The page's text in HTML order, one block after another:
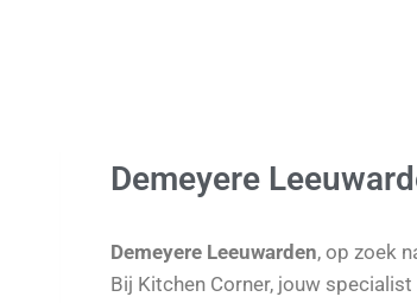
Demeyere
Demeyere Leeuwarden, op zoek
Bij Kitchen Corner, jouw